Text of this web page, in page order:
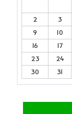
2
3
9
10
16
17
23
24
30
31